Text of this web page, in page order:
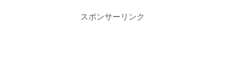
スポンサーリンク